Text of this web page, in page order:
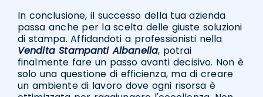
In conclusione, il successo della tua azienda
passa anche per la scelta delle giuste soluzioni
di stampa. Affidandoti a professionisti nella
Vendita Stampanti Albanella, potrai
finalmente fare un passo avanti decisivo. Non è
solo una questione di efficienza, ma di creare
un ambiente di lavoro dove ogni risorsa è